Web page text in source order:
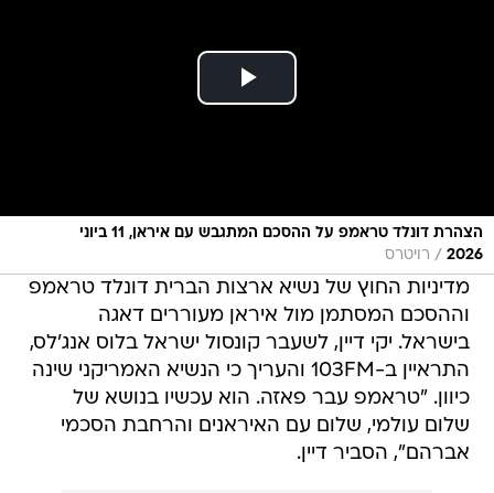
הצהרת דונלד טראמפ על ההסכם המתגבש עם איראן, 11 ביוני
2026
/ רויטרס
מדיניות החוץ של נשיא ארצות הברית דונלד טראמפ
וההסכם המסתמן מול איראן מעוררים דאגה
בישראל. יקי דיין, לשעבר קונסול ישראל בלוס אנג'לס,
התראיין ב-103FM והעריך כי הנשיא האמריקני שינה
כיוון. "טראמפ עבר פאזה. הוא עכשיו בנושא של
שלום עולמי, שלום עם האיראנים והרחבת הסכמי
אברהם", הסביר דיין.